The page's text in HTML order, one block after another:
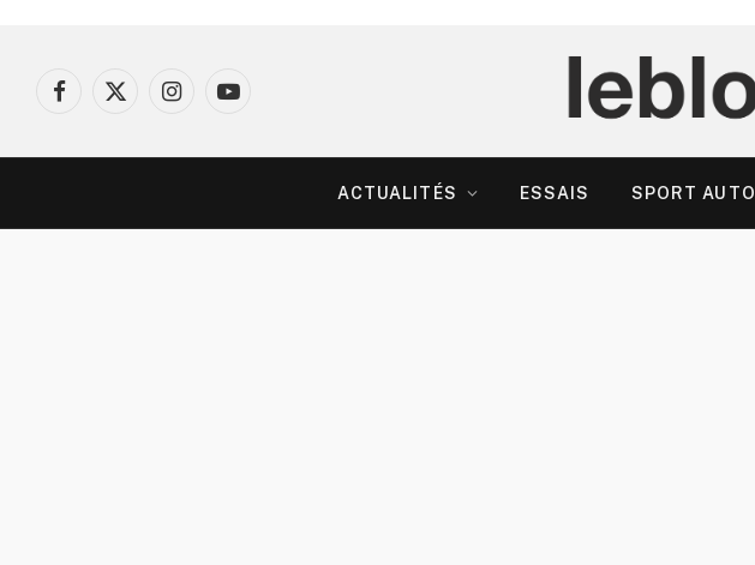
Facebook
X
InstagramYouTube
ACTUALITÉS ESSAIS SPORT AUTO